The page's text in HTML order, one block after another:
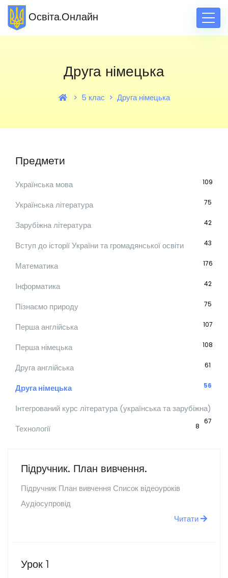
Освіта.Онлайн
Друга німецька
5 клас Друга німецька
Предмети
Українська мова 109
Українська література 75
Зарубіжна література 42
Вступ до історії України та громадянської освіти 43
Математика 176
Інформатика 42
Пізнаємо природу 75
Перша англійська 107
Перша німецька 108
Друга англійська 61
Друга німецька 56
Інтегрований курс література (українська та зарубіжна)
67
Технології 8
Підручник. План вивчення.
Підручник План вивчення Список відеоуроків
Аудіосупровід
Читати
Урок 1